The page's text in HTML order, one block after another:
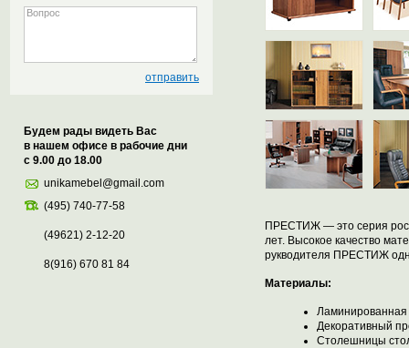
Будем рады видеть Вас
в нашем офисе в рабочие дни
с 9.00 до 18.00
unikamebel@gmail.com
(495) 740-77-58
(49621) 2-12-20
8(916) 670 81 84
ПРЕСТИЖ — это серия
лет. Высокое качество
рукводителя ПРЕСТИЖ
Материалы:
Декоративный
Столешницы